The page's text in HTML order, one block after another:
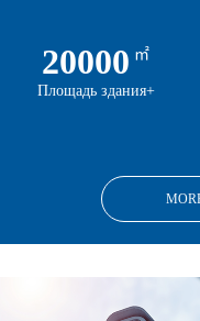
SFP+ 1x6 клетка
AF-90°10.0
HYE-114Q070CB2A1D3
DB25母光孔
DC005A
20000 ㎡
Площадь здания+